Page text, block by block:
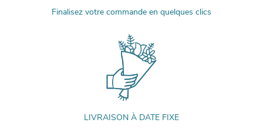
Finalisez votre commande en quelques clics
LIVRAISON À DATE FIXE